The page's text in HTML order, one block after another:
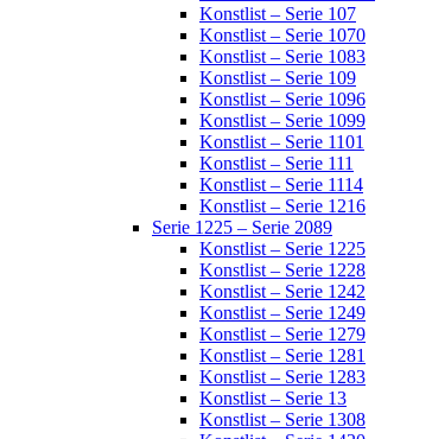
Konstlist – Serie 107
Konstlist – Serie 1070
Konstlist – Serie 1083
Konstlist – Serie 109
Konstlist – Serie 1096
Konstlist – Serie 1099
Konstlist – Serie 1101
Konstlist – Serie 111
Konstlist – Serie 1114
Konstlist – Serie 1216
Serie 1225 – Serie 2089
Konstlist – Serie 1225
Konstlist – Serie 1228
Konstlist – Serie 1242
Konstlist – Serie 1249
Konstlist – Serie 1279
Konstlist – Serie 1281
Konstlist – Serie 1283
Konstlist – Serie 13
Konstlist – Serie 1308